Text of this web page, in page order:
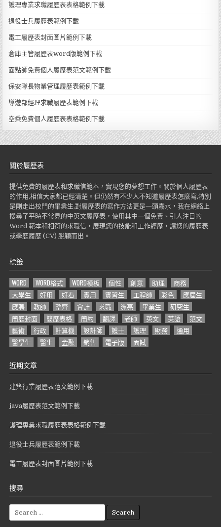
護理專業求職履歷表表格範例下載
退役士兵履歷表範例下載
電工履歷表封面圖片範例下載
倉庫主管履歷表word版範例下載
面點師免費個人履歷表范文範例下載
保安隊長物業管理履歷表範例下載
導遊部經理求職履歷表範例下載
空乘免費個人履歷表表格範例下載
關於履歷表
提供免費的履歷表和求職信範本，實現您的夢想工作。關於個人履歷表
的作用,相信大家都已經清楚。但仍然有不少人不知道履歷表怎麼寫,特別
是剛走出校門的畢業生,對履歷表的寫作方法更是一頭霧水，我在網絡上
搜尋了平時不常見的中英文履歷表，使用其中一個免費、引人注目的
Word 範本和相符的求職信，展現您的技能和工作經歷，讓您的履歷表
或學歷履歷 (CV) 脫穎而出。
標籤
WORD WORD格式 WORD模板 個性 創意 助理
商務
大學生
好用 好看 實用 實習生 工程師 彩色
應屆生
應聘
教師 整齊 會計 求職 漂亮 畢業生
研究生
簡歷封面
簡歷表格 簡約 翻譯 老師 英文 英語
范文
藝術
行政 計算機 設計師 護士 護理 財務
通用
醫學生
醫生 金融 銷售 電子版 面試
近期文章
建築行業履歷表范文範例下載
java履歷表范文範例下載
護理專業求職履歷表表格範例下載
退役士兵履歷表範例下載
電工履歷表封面圖片範例下載
搜尋
e